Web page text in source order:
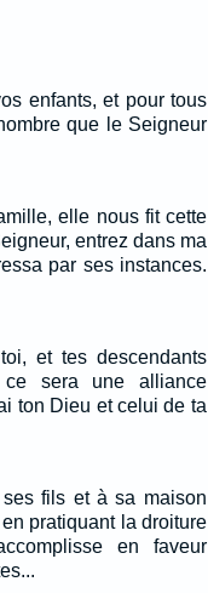
enfants, et pour tous
que le Seigneur
elle nous fit cette
entrez dans ma
par ses instances.
et tes descendants
ce sera une alliance
ton Dieu et celui de ta
fils et à sa maison
pratiquant la droiture
en faveur